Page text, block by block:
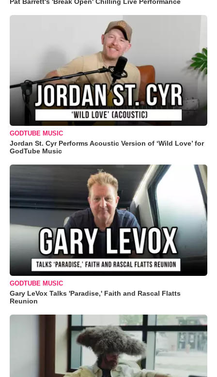
GODTUBE MUSIC
Jordan St. Cyr Performs Acoustic Version of ‘Wild Love’ for
GodTube Music
GODTUBE MUSIC
Gary LeVox Talks 'Paradise,' Faith and Rascal Flatts
Reunion